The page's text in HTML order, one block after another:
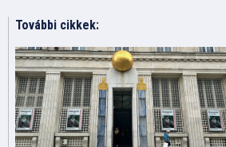
További cikkek: